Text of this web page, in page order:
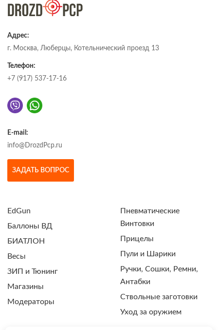
Адрес:
г. Москва, Люберцы, Котельнический проезд 13
Телефон:
+7 (917) 537-17-16
E-mail:
info@DrozdPcp.ru
ЗАДАТЬ ВОПРОС
EdGun
Баллоны ВД
БИАТЛОН
Весы
ЗИП и Тюнинг
Магазины
Модераторы
Пневматические
Винтовки
Прицелы
Пули и Шарики
Ручки, Сошки, Ремни,
Антабки
Ствольные заготовки
Уход за оружием